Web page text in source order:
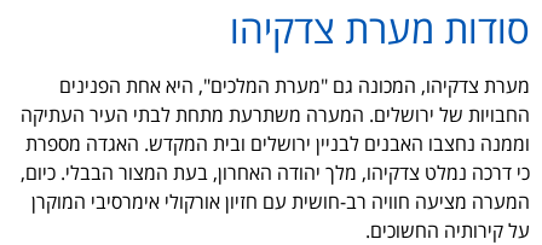
סודות מערת צדקיהו
מערת צדקיהו, המכונה גם "מערת המלכים", היא אחת הפנינים
החבויות של ירושלים. המערה משתרעת מתחת לבתי העיר העתיקה
וממנה נחצבו האבנים לבניין ירושלים ובית המקדש. האגדה מספרת
כי דרכה נמלט צדקיהו, מלך יהודה האחרון, בעת המצור הבבלי. כיום,
המערה מציעה חוויה רב-חושית עם חזיון אורקולי אימרסיבי המוקרן
על קירותיה החשוכים.